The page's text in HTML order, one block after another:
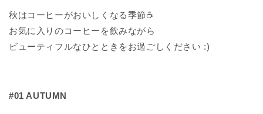
秋はコーヒーがおいしくなる季節☕️
お気に入りのコーヒーを飲みながら
ビューティフルなひとときをお過ごしください :)
#01 AUTUMN